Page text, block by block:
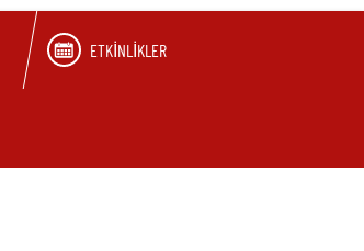
ETKINLIKLER